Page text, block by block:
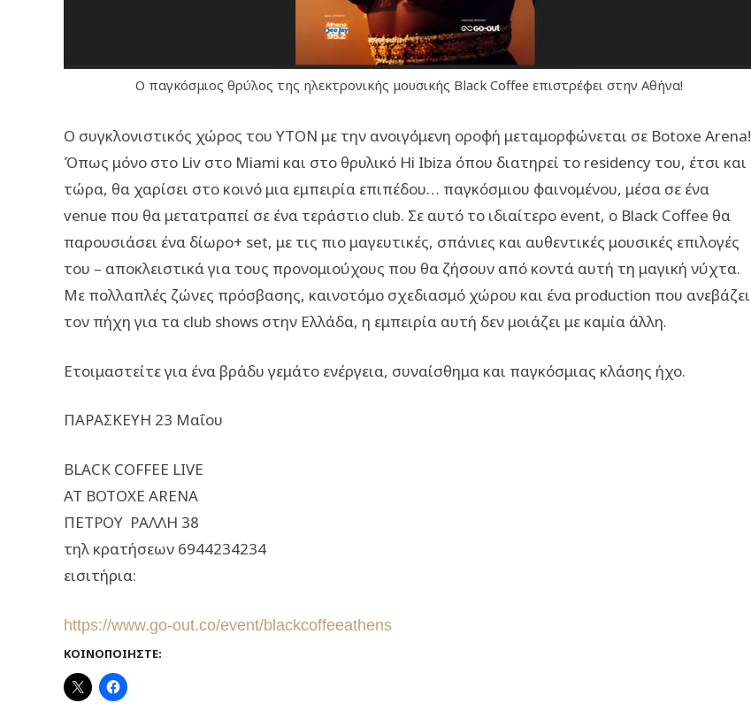
Ο παγκόσμιος θρύλος της ηλεκτρονικής μουσικής Black Coffee επιστρέφει στην Αθήνα!
Ο συγκλονιστικός χώρος του YTON με την ανοιγόμενη οροφή μεταμορφώνεται σε Botoxe Arena!
Όπως μόνο στο Liv στο Miami και στο θρυλικό Hi Ibiza όπου διατηρεί το residency του, έτσι και
τώρα, θα χαρίσει στο κοινό μια εμπειρία επιπέδου… παγκόσμιου φαινομένου, μέσα σε ένα
venue που θα μετατραπεί σε ένα τεράστιο club. Σε αυτό το ιδιαίτερο event, ο Black Coffee θα
παρουσιάσει ένα δίωρο+ set, με τις πιο μαγευτικές, σπάνιες και αυθεντικές μουσικές επιλογές
του – αποκλειστικά για τους προνομιούχους που θα ζήσουν από κοντά αυτή τη μαγική νύχτα.
Με πολλαπλές ζώνες πρόσβασης, καινοτόμο σχεδιασμό χώρου και ένα production που ανεβάζει
τον πήχη για τα club shows στην Ελλάδα, η εμπειρία αυτή δεν μοιάζει με καμία άλλη.
Ετοιμαστείτε για ένα βράδυ γεμάτο ενέργεια, συναίσθημα και παγκόσμιας κλάσης ήχο.
ΠΑΡΑΣΚΕΥΗ 23 Μαΐου
BLACK COFFEE LIVE
AT BOTOXE ARENA
ΠΕΤΡΟΥ ΡΑΛΛΗ 38
τηλ κρατήσεων 6944234234
εισιτήρια:
https://www.go-out.co/event/blackcoffeeathens
ΚΟΙΝΟΠΟΙΉΣΤΕ: